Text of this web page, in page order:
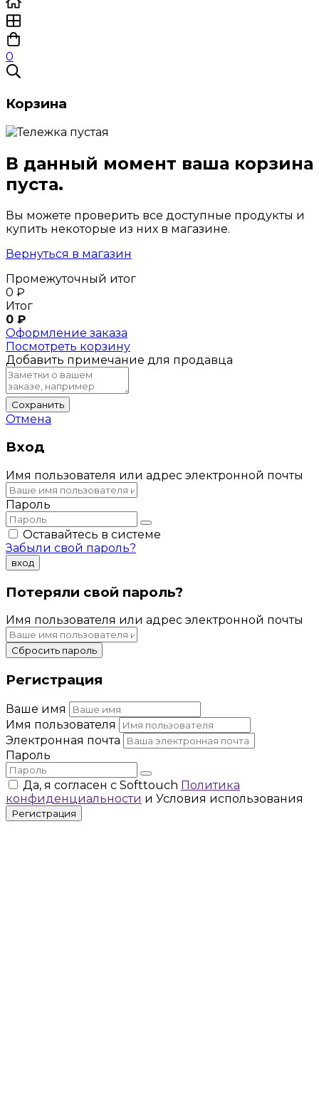
0
Корзина
В данный момент ваша корзина
пуста.
Вы можете проверить все доступные продукты и
купить некоторые из них в магазине.
Вернуться в магазин
Промежуточный итог
0 ₽
Итог
0 ₽
Оформление заказа
Посмотреть корзину
Добавить примечание для продавца
Сохранить
Отмена
Вход
Имя пользователя или адрес электронной почты
Пароль
Оставайтесь в системе
Забыли свой пароль?
вход
Потеряли свой пароль?
Имя пользователя или адрес электронной почты
Сбросить пароль
Регистрация
Ваше имя
Имя пользователя
Электронная почта
Пароль
Да, я согласен с Softtouch Политика
конфиденциальности и Условия использования
Регистрация